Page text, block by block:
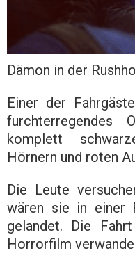
Dämon in der
Einer der
komplett
Hörnern und roten
Die Leute
wären sie in einer
gelandet. Die
Horrorfilm